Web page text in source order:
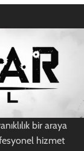
bir araya
hizmet